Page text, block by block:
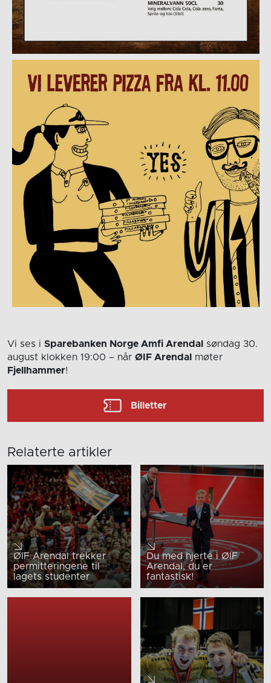
Vi ses i Sparebanken Norge Amfi Arendal
søndag 30.
august klokken 19:00 – når ØIF Arendal
møter
Fjellhammer!
Billetter
Relaterte artikler
ØIF Arendal trekker
permitteringene til
lagets studenter
Du med hjerte i ØIF
Arendal, du er
fantastisk!